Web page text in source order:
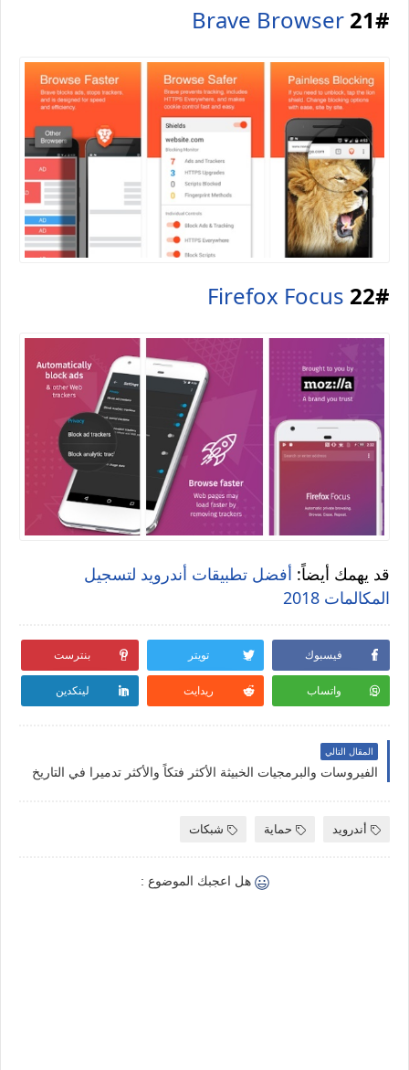
Brave Browser 21#
Firefox Focus 22#
قد يهمك أيضاً: أفضل تطبيقات أندرويد لتسجيل
المكالمات 2018
فيسبوك تويتر بنترست
واتساب ريدايت لينكدين
المقال التالي
الفيروسات والبرمجيات الخبيثة الأكثر فتكاً والأكثر تدميرا في التاريخ
أندرويد حماية شبكات
هل اعجبك الموضوع :